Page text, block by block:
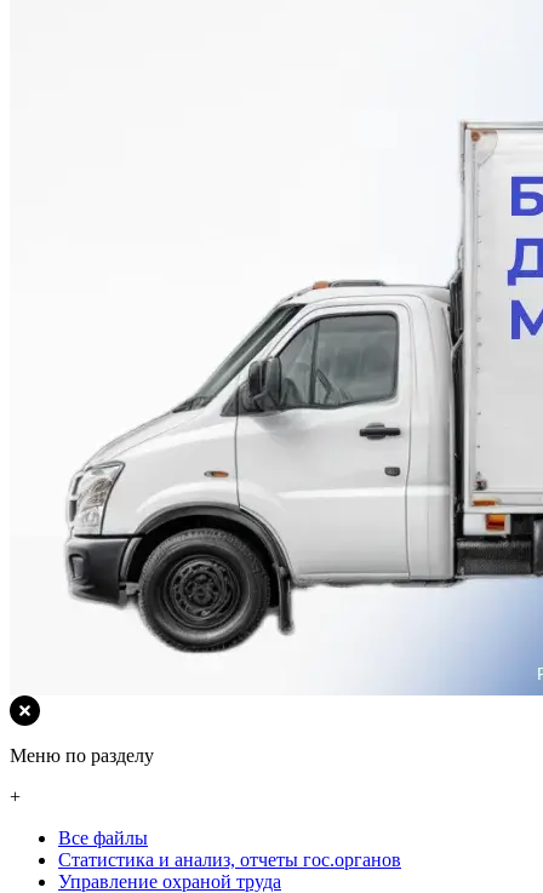
Меню по разделу
+
Все файлы
Статистика и анализ, отчеты гос.органов
Управление охраной труда